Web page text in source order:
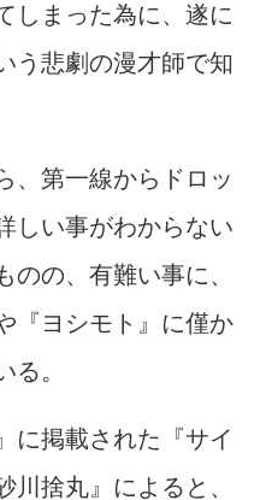
しまった為に、遂に
う悲劇の漫才師で知
、第一線からドロッ
しい事がわからない
のの、有難い事に、
『ヨシモト』に僅か
る。
に掲載された『サイ
川捨丸』によると、